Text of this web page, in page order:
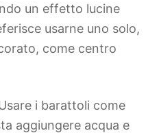
un effetto lucine
usarne uno solo,
come centro
i barattoli come
aggiungere acqua e